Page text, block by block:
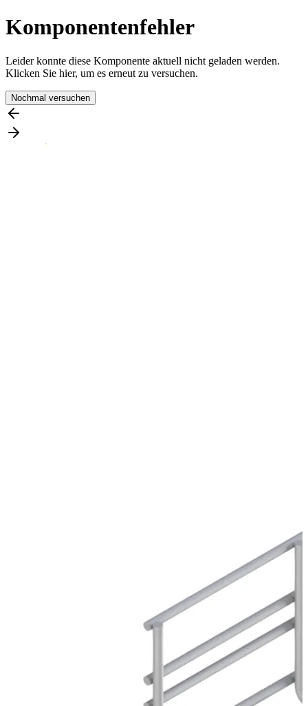
Komponentenfehler
Leider konnte diese Komponente aktuell nicht geladen werden.
Klicken Sie hier, um es erneut zu versuchen.
Nochmal versuchen